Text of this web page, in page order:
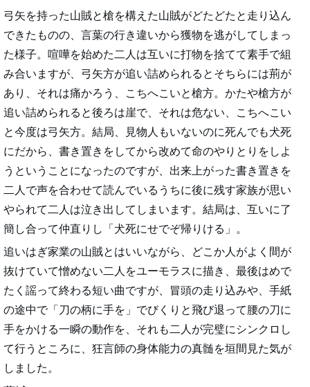
弓矢を持った山賊と槍を構えた山賊がどたどたと走り込ん
できたものの、言葉の行き違いから獲物を逃がしてしまっ
た様子。喧嘩を始めた二人は互いに打物を捨てて素手で組
み合いますが、弓矢方が追い詰められるとそちらには荊が
あり、それは痛かろう、こちへこいと槍方。かたや槍方が
追い詰められると後ろは崖で、それは危ない、こちへこい
と今度は弓矢方。結局、見物人もいないのに死んでも犬死
にだから、書き置きをしてから改めて命のやりとりをしよ
うということになったのですが、出来上がった書き置きを
二人で声を合わせて読んでいるうちに後に残す家族が思い
やられて二人は泣き出してしまいます。結局は、互いに了
簡し合って仲直りし「犬死にせでぞ帰りける」。
追いはぎ家業の山賊とはいいながら、どこか人がよく間が
抜けていて憎めない二人をユーモラスに描き、最後はめで
たく謡って終わる短い曲ですが、冒頭の走り込みや、手紙
の途中で「刀の柄に手を」でびくりと飛び退って腰の刀に
手をかける一瞬の動作を、それも二人が完璧にシンクロし
て行うところに、狂言師の身体能力の真髄を垣間見た気が
しました。